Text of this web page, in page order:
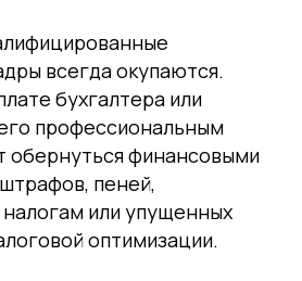
всегда окупаются.
бухгалтера или
профессиональным
обернуться финансовыми
пеней,
или упущенных
оптимизации.